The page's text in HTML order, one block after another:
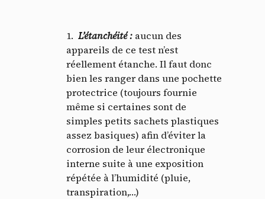
L’étanchéité: aucun des
appareils de ce test n’est
réellement étanche. Il faut donc
bien les ranger dans une pochette
protectrice (toujours fournie
même si certaines sont de
simples petits sachets plastiques
assez basiques) afin d’éviter la
corrosion de leur électronique
interne suite à une exposition
répétée à l’humidité (pluie,
transpiration,…)